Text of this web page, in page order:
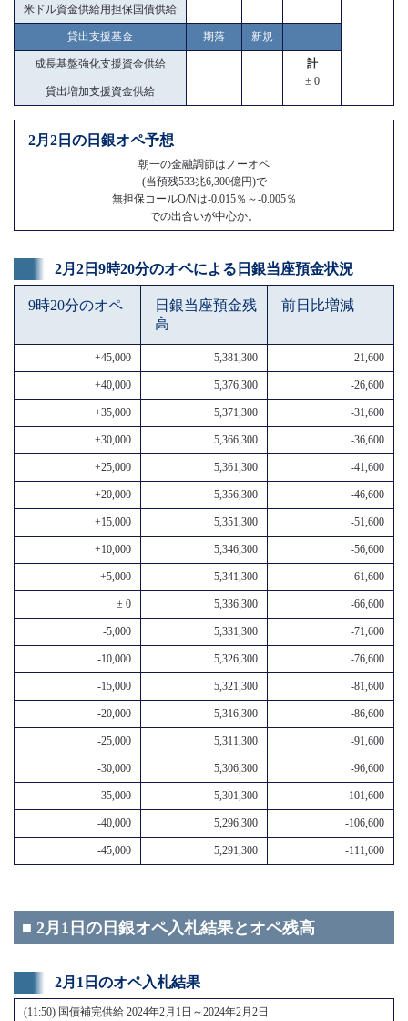
米ドル資金供給用担保国債供給
貸出支援基金 期落 新規
成長基盤強化支援資金供給
計
± 0
貸出増加支援資金供給
2月2日の日銀オペ予想
朝一の金融調節はノーオペ
(当預残533兆6,300億円)で
無担保コールO/Nは-0.015％～-0.005％
での出合いが中心か。
2月2日9時20分のオペによる日銀当座預金状況
9時20分のオペ
日銀当座預金残
高
前日比増減
+45,000 5,381,300 -21,600
+40,000 5,376,300 -26,600
+35,000 5,371,300 -31,600
+30,000 5,366,300 -36,600
+25,000 5,361,300 -41,600
+20,000 5,356,300 -46,600
+15,000 5,351,300 -51,600
+10,000 5,346,300 -56,600
+5,000 5,341,300 -61,600
± 0 5,336,300 -66,600
-5,000 5,331,300 -71,600
-10,000 5,326,300 -76,600
-15,000 5,321,300 -81,600
-20,000 5,316,300 -86,600
-25,000 5,311,300 -91,600
-30,000 5,306,300 -96,600
-35,000 5,301,300 -101,600
-40,000 5,296,300 -106,600
-45,000 5,291,300 -111,600
■ 2月1日の日銀オペ入札結果とオペ残高
2月1日のオペ入札結果
(11:50) 国債補完供給 2024年2月1日～2024年2月2日